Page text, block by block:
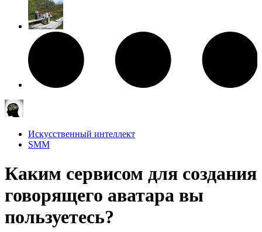
Искусственный интеллект
SMM
Каким сервисом для создания
говорящего аватара вы
пользуетесь?